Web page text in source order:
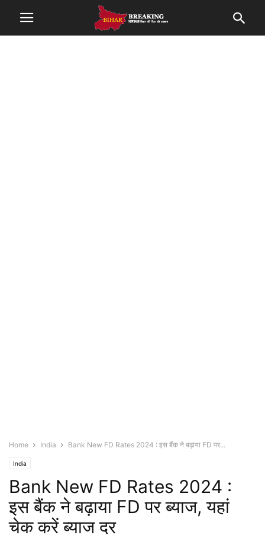
Home India Bank New FD Rates 2024 : इस बैंक ने बढ़ाया FD पर...
India
Bank New FD Rates 2024 :
इस बैंक ने बढ़ाया FD पर ब्याज, यहां
चेक करें ब्याज दर